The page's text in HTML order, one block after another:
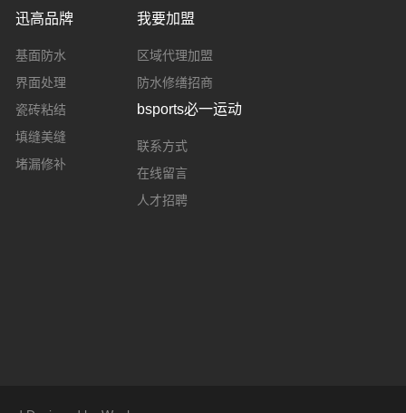
迅高品牌
基面防水
界面处理
瓷砖粘结
填缝美缝
堵漏修补
我要加盟
区域代理加盟
防水修缮招商
bsports必一运动
联系方式
在线留言
人才招聘